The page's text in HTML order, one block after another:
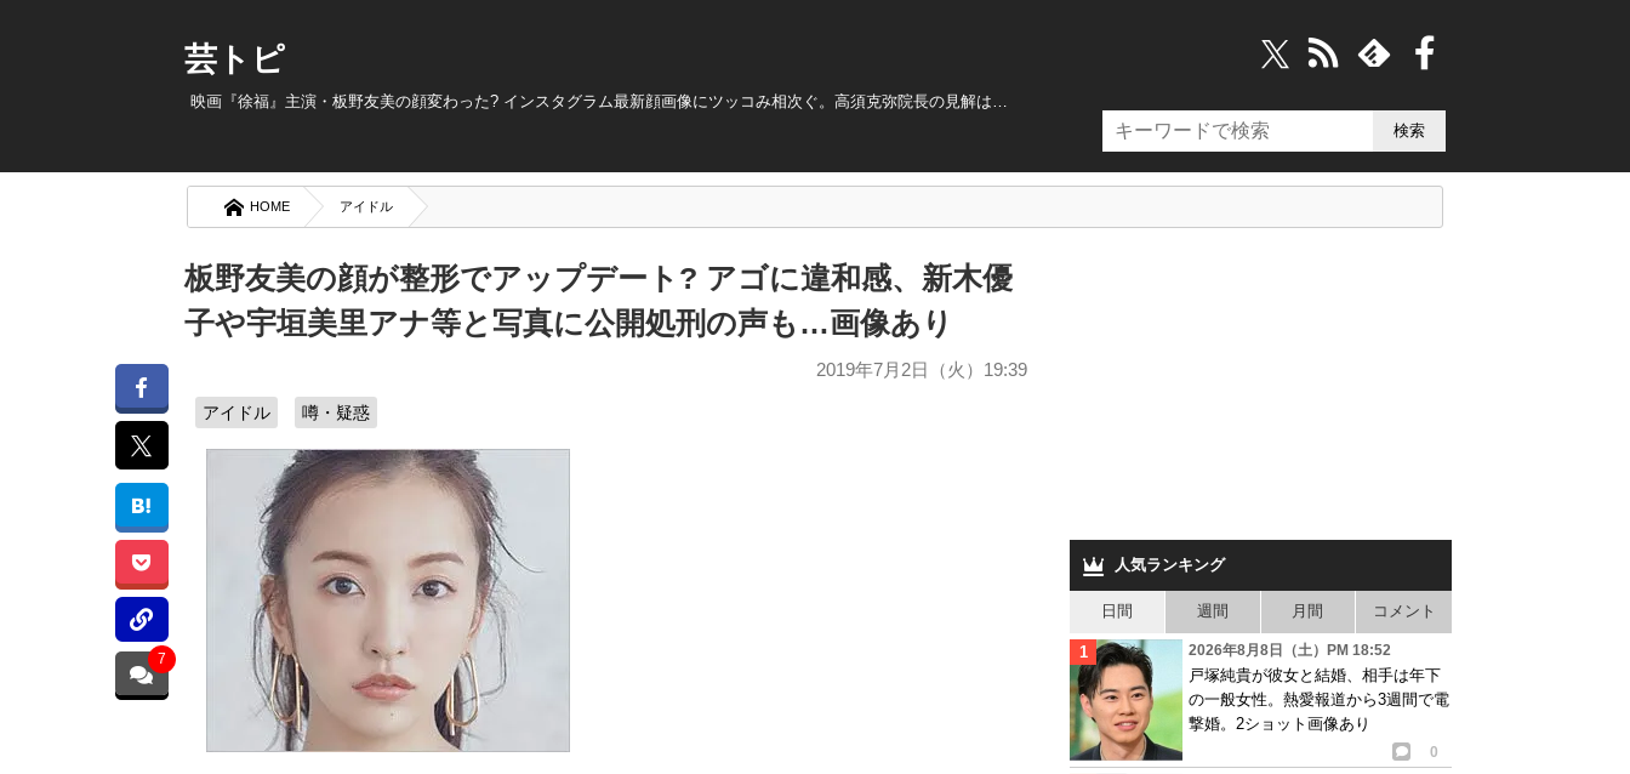
芸トピ
映画『徐福』主演・板野友美の顔変わった? インスタグラム最新顔画像にツッコみ相次ぐ。高須克弥院長の見解は…
HOME アイドル
板野友美の顔が整形でアップデート? アゴに違和感、新木優
子や宇垣美里アナ等と写真に公開処刑の声も…画像あり
2019年7月2日（火）19:39
アイドル 噂・疑惑
7
人気ランキング
日間 週間 月間 コメント
2026年8月8日（土）PM 18:52
戸塚純貴が彼女と結婚、相手は年下
の一般女性。熱愛報道から3週間で電
撃婚。2ショット画像あり
0